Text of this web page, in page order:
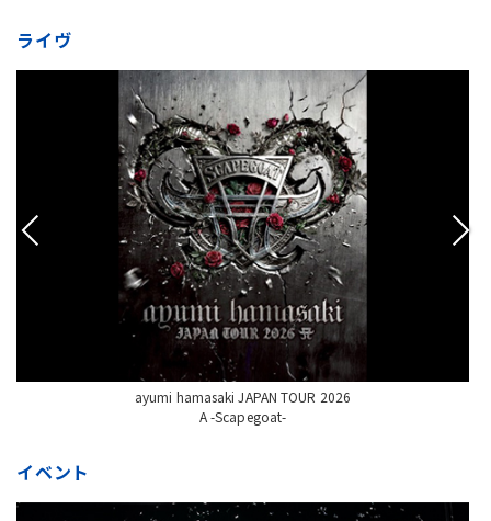
ライヴ
ayumi hamasaki JAPAN TOUR 2026
A -Scapegoat-
イベント